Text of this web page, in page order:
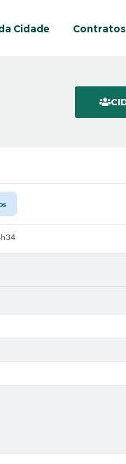
Cidade Contratos